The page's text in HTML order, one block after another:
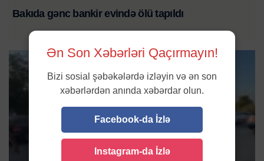
Bakıda gənc bankir evində ölü tapıldı
Ən Son Xəbərləri Qaçırmayın!
Bizi sosial şəbəkələrdə izləyin və ən son
xəbərlərdən anında xəbərdar olun.
Facebook-da İzlə
Instagram-da İzlə